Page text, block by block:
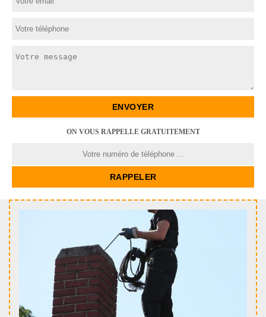
ON VOUS RAPPELLE GRATUITEMENT